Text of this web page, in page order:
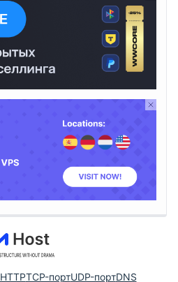
HTTPTCP-портUDP-портDNS